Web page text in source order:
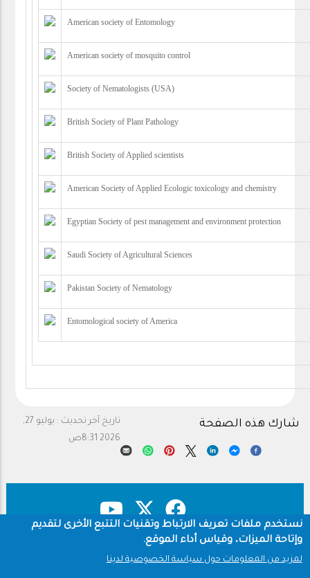
American society of Entomology
American society of mosquito control
Society of Nematologists (USA)
British Society of Plant Pathology
British Society of Applied scientists
American Society of Applied Ecologic toxicology and chemistry
Egyptian Society of pest management and environment protection
Saudi Society of Agricultural Sciences
Pakistan Society of Nematology
Entomological society of America
تاريخ آخر تحديث :
يوليو 27,
2026 8:31ص
شارك هذه الصفحة
Footer
نستخدم ملفات تعريف الارتباط وتقنيات التتبع الأخرى لتقديم
وإتاحة الميزات، وقياس أداء الموقع.
لمزيد من المعلومات حول سياسة الخصوصية لدينا